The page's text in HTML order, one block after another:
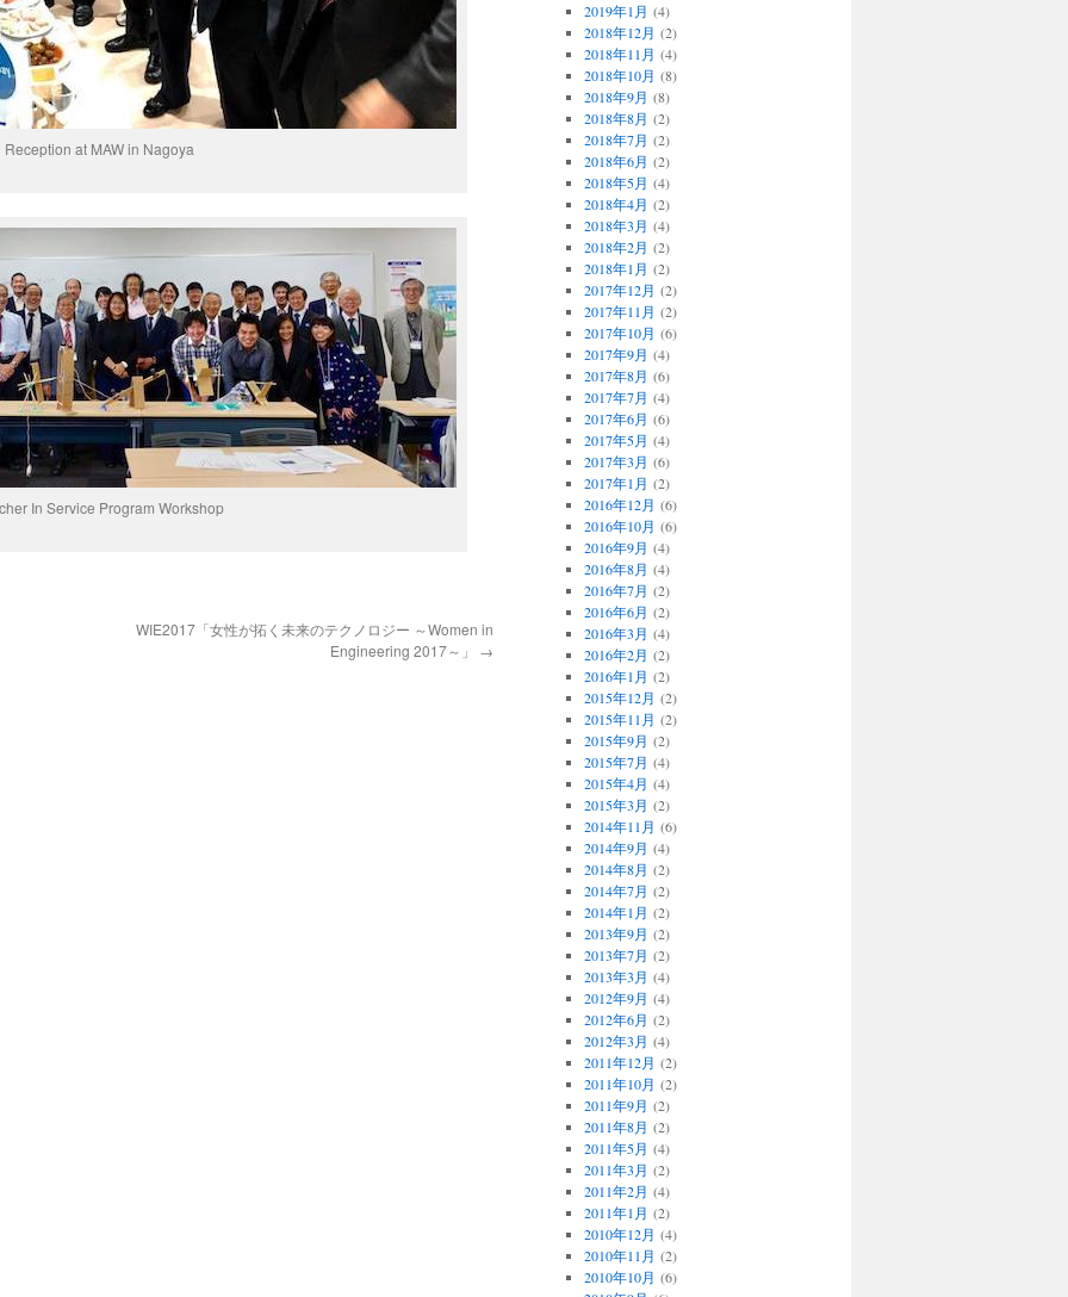
Reception at MAW in Nagoya
In Service Program Workshop
WIE2017「女性が拓く未来のテクノロジー ～Women in
Engineering 2017～」 →
2019年1月 (4)
2018年12月 (2)
2018年11月 (4)
2018年10月 (8)
2018年9月 (8)
2018年8月 (2)
2018年7月 (2)
2018年6月 (2)
2018年5月 (4)
2018年4月 (2)
2018年3月 (4)
2018年2月 (2)
2018年1月 (2)
2017年12月 (2)
2017年11月 (2)
2017年10月 (6)
2017年9月 (4)
2017年8月 (6)
2017年7月 (4)
2017年6月 (6)
2017年5月 (4)
2017年3月 (6)
2017年1月 (2)
2016年12月 (6)
2016年10月 (6)
2016年9月 (4)
2016年8月 (4)
2016年7月 (2)
2016年6月 (2)
2016年3月 (4)
2016年2月 (2)
2016年1月 (2)
2015年12月 (2)
2015年11月 (2)
2015年9月 (2)
2015年7月 (4)
2015年4月 (4)
2015年3月 (2)
2014年11月 (6)
2014年9月 (4)
2014年8月 (2)
2014年7月 (2)
2014年1月 (2)
2013年9月 (2)
2013年7月 (2)
2013年3月 (4)
2012年9月 (4)
2012年6月 (2)
2012年3月 (4)
2011年12月 (2)
2011年10月 (2)
2011年9月 (2)
2011年8月 (2)
2011年5月 (4)
2011年3月 (2)
2011年2月 (4)
2011年1月 (2)
2010年12月 (4)
2010年11月 (2)
2010年10月 (6)